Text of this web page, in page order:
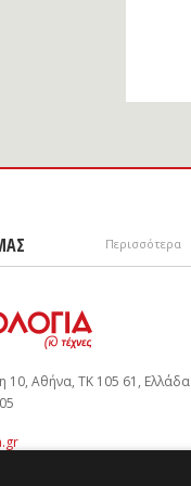
Περισσότερα
10, Αθήνα, ΤΚ 105 61, Ελλάδα